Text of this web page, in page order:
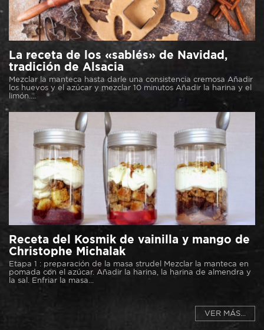
La receta de los «sablés» de Navidad,
tradición de Alsacia
Mezclar la manteca hasta darle una consistencia cremosa Añadir
los huevos y el azúcar y mezclar 10 minutos Añadir la harina y el
limón....
Receta del Kosmik de vainilla y mango de
Christophe Michalak
Etapa 1 : preparación de la masa strudel Mezclar la manteca en
pomada con el azúcar. Añadir la harina, la harina de almendra y
la sal. Enfriar la masa...
VER MÁS...